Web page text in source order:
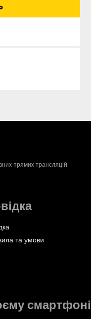
прямих трансляцій
та умови
смартфоні